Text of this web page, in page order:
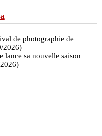
de photographie de
2026)
lance sa nouvelle saison